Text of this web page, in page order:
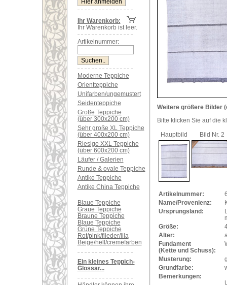
Ihr Warenkorb:
Ihr Warenkorb ist leer.
Artikelnummer:
Moderne Teppiche
Orientteppiche
Unifarben/ungemustert
Seidenteppiche
Große Teppiche
(über 300x200 cm)
Sehr große XL Teppiche
(über 400x200 cm)
Riesige XXL Teppiche
(über 600x200 cm)
Läufer / Galerien
Runde & ovale Teppiche
Antike Teppiche
Antike China Teppiche
Blaue Teppiche
Graue Teppiche
Braune Teppiche
Blaue Teppiche
Grüne Teppiche
Rot/pink/flieder/lila
Beige/hell/cremefarben
Ein kleines Teppich-
Glossar...
Weitere größere Bilder
Bitte klicken Sie auf die
Hauptbild
Bild Nr. 2
Artikelnummer:
Name/Provenienz:
Ursprungsland:
Größe:
Alter:
Fundament
(Kette und Schuss):
Musterung:
Grundfarbe:
Bemerkungen: